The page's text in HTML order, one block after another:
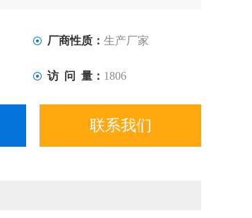
厂商性质： 生产厂家
访 问 量： 1806
联系我们